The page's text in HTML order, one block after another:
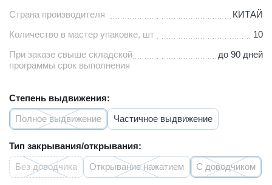
Страна производителя
КИТАЙ
Количество в мастер упаковке, шт
10
При заказе свыше складской
программы срок выполнения
до 90 дней
Степень выдвижения:
Полное выдвижение
Частичное выдвижение
Тип закрывания/открывания:
Без доводчика
Открывание нажатием С доводчиком